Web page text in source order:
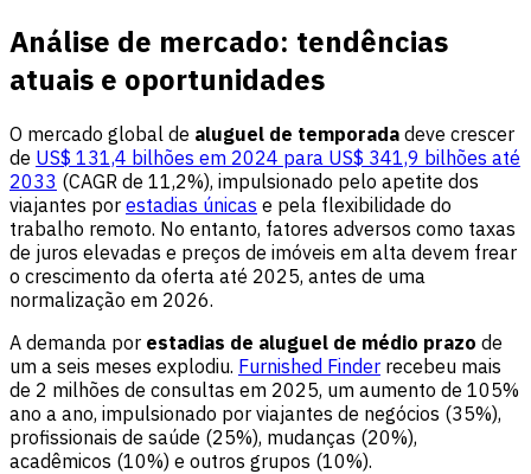
Análise de mercado: tendências
atuais e oportunidades
O mercado global de aluguel de temporada deve crescer
de US$ 131,4 bilhões em 2024 para US$ 341,9 bilhões até
2033 (CAGR de 11,2%), impulsionado pelo apetite dos
viajantes por estadias únicas e pela flexibilidade do
trabalho remoto. No entanto, fatores adversos como taxas
de juros elevadas e preços de imóveis em alta devem frear
o crescimento da oferta até 2025, antes de uma
normalização em 2026.
A demanda por estadias de aluguel de médio prazo de
um a seis meses explodiu. Furnished Finder recebeu mais
de 2 milhões de consultas em 2025, um aumento de 105%
ano a ano, impulsionado por viajantes de negócios (35%),
profissionais de saúde (25%), mudanças (20%),
acadêmicos (10%) e outros grupos (10%).